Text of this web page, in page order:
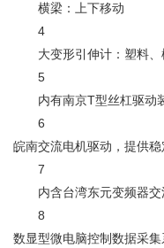
横梁：上下移动
4
大变形引伸计： 塑料
5
内有南京T型丝杠驱动
6
皖南交流电机驱动，提供
7
内含台湾东元变频器
8
数显型微电脑控制数据采集